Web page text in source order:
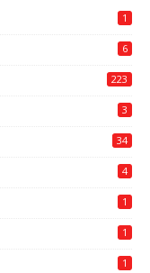
1
6
223
3
34
4
1
1
1